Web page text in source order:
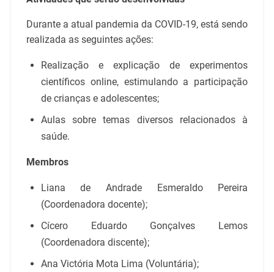
Durante a atual pandemia da COVID-19, está sendo
realizada as seguintes ações:
Realização e explicação de experimentos
científicos online, estimulando a participação
de crianças e adolescentes;
Aulas sobre temas diversos relacionados à
saúde.
Membros
Liana de Andrade Esmeraldo Pereira
(Coordenadora docente);
Cícero Eduardo Gonçalves Lemos
(Coordenadora discente);
Ana Victória Mota Lima (Voluntária);